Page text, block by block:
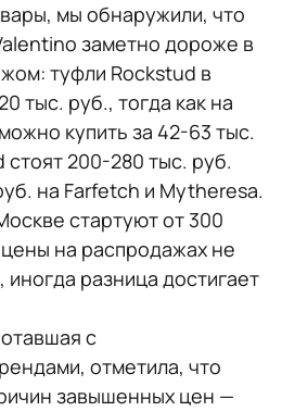
мы обнаружили, что
заметно дороже в
туфли Rockstud в
тыс. руб., тогда как на
купить за 42-63 тыс.
200-280 тыс. руб.
на Farfetch и Mytheresa.
стартуют от 300
на распродажах не
разница достигает
с
отметила, что
завышенных цен —